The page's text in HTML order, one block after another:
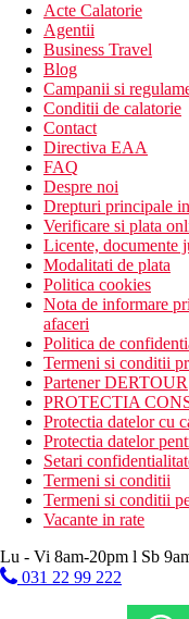
Acte Calatorie
Agentii
Business Travel
Blog
Campanii si
Conditii de calatorie
Contact
Directiva EAA
FAQ
Despre noi
Drepturi principale
Verificare si plata
Licente, documente
Modalitati de plata
Politica cookies
Nota de informare
afaceri
Politica de
Termeni si conditii
Partener DERTOUR
PROTECTIA
Protectia datelor cu
Protectia datelor
Setari
Termeni si conditii
Termeni si conditii
Vacante in rate
Lu - Vi 8am-20pm l Sb
031 22 99 222